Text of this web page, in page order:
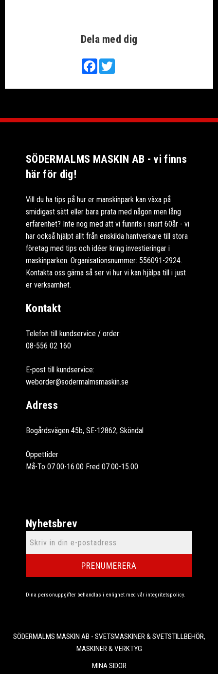
Dela med dig
FacebookTwitter
SÖDERMALMS MASKIN AB - vi finns
här för dig!
Vill du ha tips på hur er manskinpark kan växa på
smidigast sätt eller bara prata med någon men lång
erfarenhet? Inte nog med att vi funnits i snart 60år - vi
har också hjälpt allt från enskilda hantverkare till stora
företag med tips och idéer kring investieringar i
maskinparken. Organisationsnummer: 556091-2924.
Kontakta oss gärna så ser vi hur vi kan hjälpa till i just
er verksamhet.
Kontakt
Telefon till kundservice / order:
08-556 02 160
E-post till kundservice:
weborder@sodermalmsmaskin.se
Adress
Bogårdsvägen 45b, SE-12862, Sköndal
Öppettider
Må-To 07.00-16.00 Fred 07.00-15.00
Nyhetsbrev
PRENUMERERA
Dina personuppgifter behandlas i enlighet med vår integritetspolicy.
SÖDERMALMS MASKIN AB - SVETSMASKINER & SVETSTILLBEHÖR,
MASKINER & VERKTYG
MINA SIDOR